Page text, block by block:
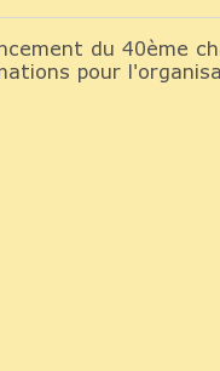
du 40ème
pour